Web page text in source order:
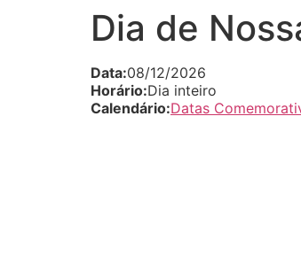
Dia de
Data:08/12/2026
Horário:Dia inteiro
Calendário:Datas